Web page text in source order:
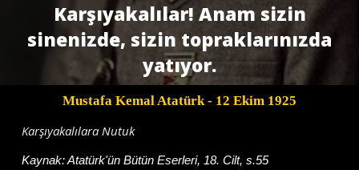
Karşıyakalılar! Anam sizin
sinenizde, sizin topraklarınızda
yatıyor.
Mustafa Kemal Atatürk- 12 Ekim 1925
Karşıyakalılara Nutuk
Kaynak:Atatürk'ün Bütün Eserleri, 18. Cilt, s.55